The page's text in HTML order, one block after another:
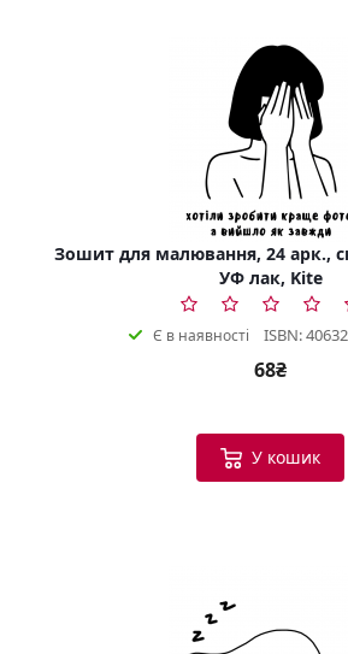
Зошит для малювання, 24 арк.,
УФ лак, Kite
Є в наявності ISBN:
68₴
У кошик